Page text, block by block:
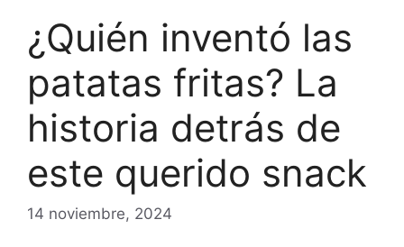
¿Quién inventó las
patatas fritas? La
historia detrás de
este querido snack
14 noviembre, 2024